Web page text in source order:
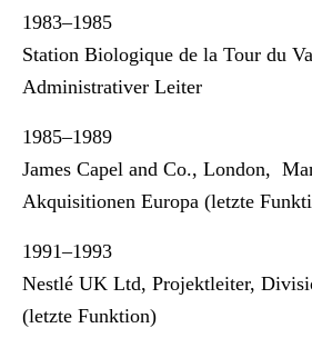
1983–1985
Station Biologique de la Tour du
Administrativer Leiter
1985–1989
James Capel and Co., London,
Akquisitionen Europa (letzte
1991–1993
Nestlé UK Ltd, Projektleiter,
(letzte Funktion)